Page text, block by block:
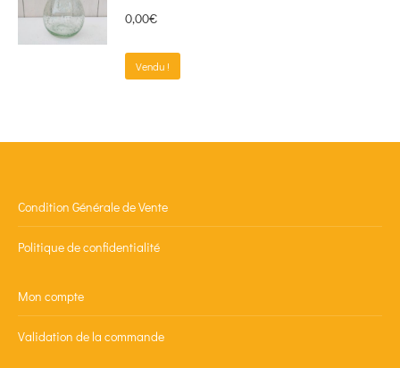
0,00€
Vendu !
Condition Générale de Vente
Politique de confidentialité
Mon compte
Validation de la commande